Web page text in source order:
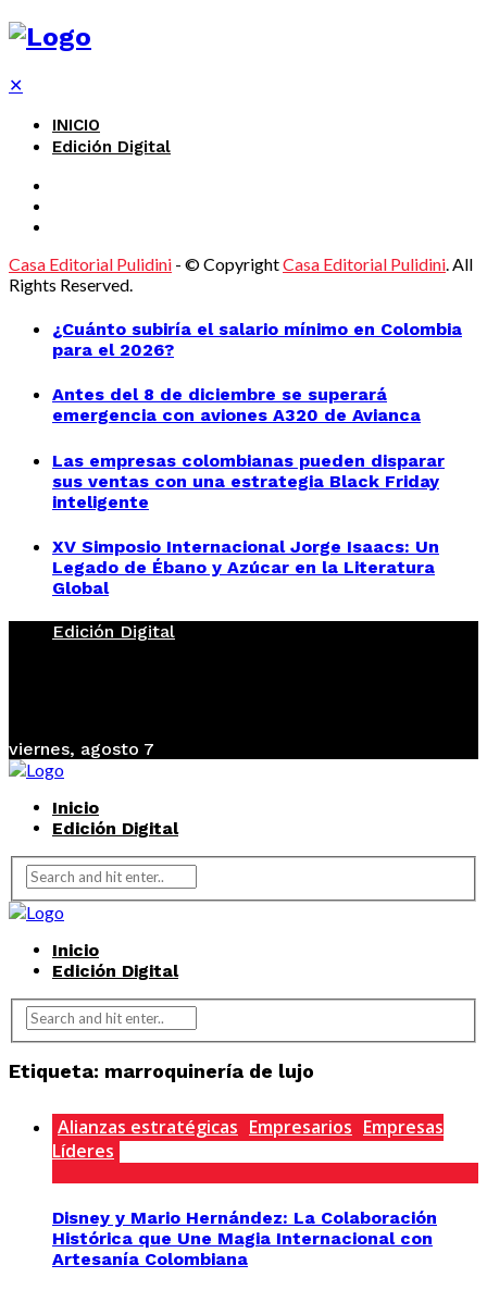
✕
INICIO
Edición Digital
Casa Editorial Pulidini - © CopyrightCasa Editorial Pulidini. All
Rights Reserved.
¿Cuánto subiría el salario mínimo en Colombia
para el 2026?
Antes del 8 de diciembre se superará
emergencia con aviones A320 de Avianca
Las empresas colombianas pueden disparar
sus ventas con una estrategia Black Friday
inteligente
XV Simposio Internacional Jorge Isaacs: Un
Legado de Ébano y Azúcar en la Literatura
Global
Edición Digital
viernes, agosto 7
Inicio
Edición Digital
Inicio
Edición Digital
Etiqueta: marroquinería de lujo
Alianzas estratégicas Empresarios Empresas
Líderes
Disney y Mario Hernández: La Colaboración
Histórica que Une Magia Internacional con
Artesanía Colombiana